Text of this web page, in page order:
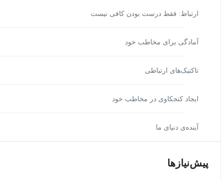
ارتباط: فقط درست بودن کافی نیست
آمادگی برای مخاطب خود
تاکتیک‌های ارتباطی
ایجاد کنجکاوی در مخاطب خود
آینده‌ی دنیای ما
پیش‌نیاز‌ها